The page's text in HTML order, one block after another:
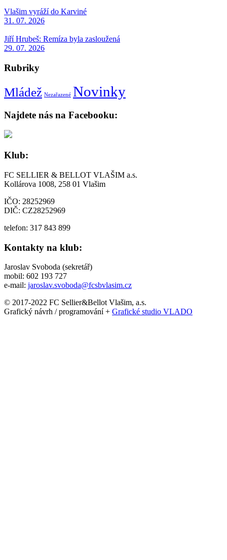
Vlašim vyráží do Karviné
31. 07. 2026
Jiří Hrubeš: Remíza byla zasloužená
29. 07. 2026
Rubriky
Mládež Nezařazené Novinky
Najdete nás na Facebooku:
Klub:
FC SELLIER & BELLOT VLAŠIM a.s.
Kollárova 1008, 258 01 Vlašim
IČO: 28252969
DIČ: CZ28252969
telefon: 317 843 899
Kontakty na klub:
Jaroslav Svoboda (sekretář)
mobil: 602 193 727
e-mail: jaroslav.svoboda@fcsbvlasim.cz
© 2017-2022 FC Sellier&Bellot Vlašim, a.s.
Grafický návrh / programování + Grafické studio VLADO